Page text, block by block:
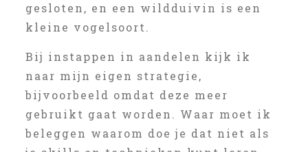
gesloten, en een wildduivin is een
kleine vogelsoort.
Bij instappen in aandelen kijk ik
naar mijn eigen strategie,
bijvoorbeeld omdat deze meer
gebruikt gaat worden. Waar moet ik
beleggen waarom doe je dat niet als